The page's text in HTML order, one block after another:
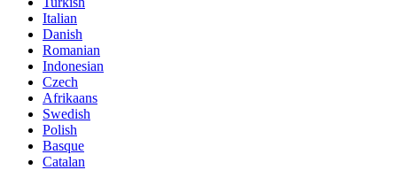
Italian
Danish
Romanian
Indonesian
Czech
Afrikaans
Swedish
Polish
Basque
Catalan